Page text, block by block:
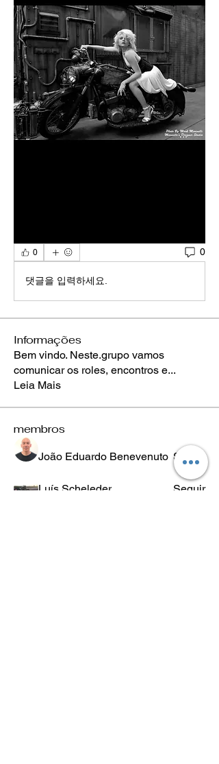
0 0
댓글을 입력하세요.
Informações
Bem vindo. Neste.grupo vamos
comunicar os roles, encontros e...
Leia Mais
membros
João Eduardo Benevenuto Seguir
Luís Scheleder
Seguir